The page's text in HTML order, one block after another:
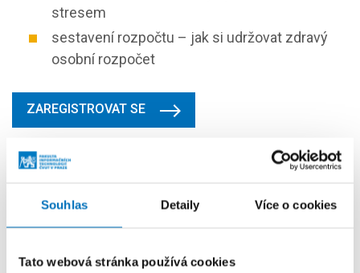
Souhlas Detaily Více o cookies
Tato webová stránka používá cookies
stresem
sestavení rozpočtu – jak si udržovat zdravý
osobní rozpočet
ZAREGISTROVAT SE
1. 6. – 14. 8. 2026